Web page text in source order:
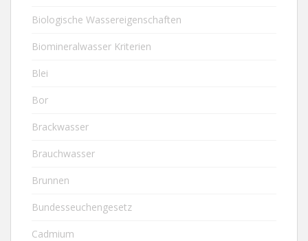
Biologische Wassereigenschaften
Biomineralwasser Kriterien
Blei
Bor
Brackwasser
Brauchwasser
Brunnen
Bundesseuchengesetz
Cadmium